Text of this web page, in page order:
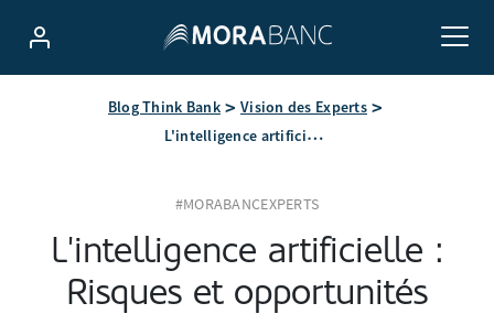
Blog Think Bank Vision des Experts
L'intelligence artificielle : Risques et opportunités
#MORABANCEXPERTS
L'intelligence artificielle :
Risques et opportunités